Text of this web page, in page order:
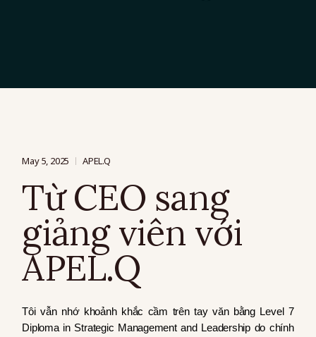
May 5, 2025 APEL.Q
Từ CEO sang
giảng viên với
APEL.Q
Tôi vẫn nhớ khoảnh khắc cầm trên tay văn bằng Level 7
Diploma in Strategic Management and Leadership do chính